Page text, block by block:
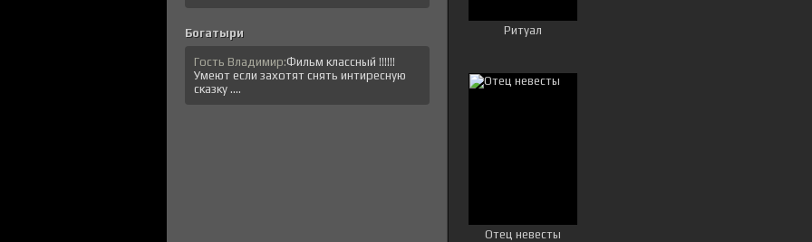
Ритуал
Отец невесты
Богатыри
Гость Владимир:Фильм классный !!!!!!
Умеют если захотят снять интиресную
сказку ....